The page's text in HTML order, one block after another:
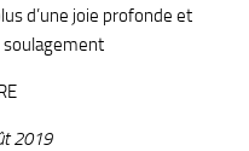
d’une joie profonde et
soulagement
2019